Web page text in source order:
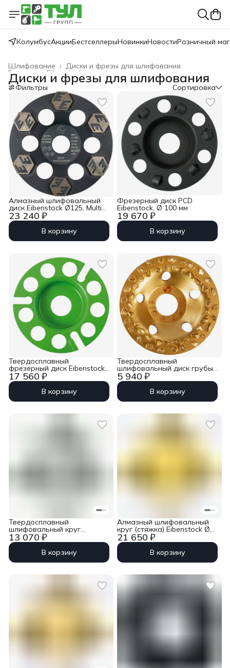
КолумбусАкцииБестселлерыНовинкиНовостиРозничный
Диски и фрезы для шлифования
Шлифование ›
Eibenstock
Главная
Диски и фрезы для шлифования
Фильтры Сортировка
23 240 ₽
Алмазный шлифовальный
диск Eibenstock Ø125, Multi
Performance
В корзину
19 670 ₽
Фрезерный диск PCD
Eibenstock, Ø 100 мм
В корзину
17 560 ₽
Твердосплавный
фрезерный диск Eibenstock,
Ø 100 мм
В корзину
5 940 ₽
Твердосплавный
шлифовальный диск грубый
Eibenstock 100мм для EPF
200-3
В корзину
13 070 ₽
Твердосплавный
шлифовальный круг
Eibenstock Ø 44 мм (3 шт.)
В корзину
21 650 ₽
Алмазный шлифовальный
круг (стяжка) Eibenstock Ø
44 мм (3 шт.)
В корзину